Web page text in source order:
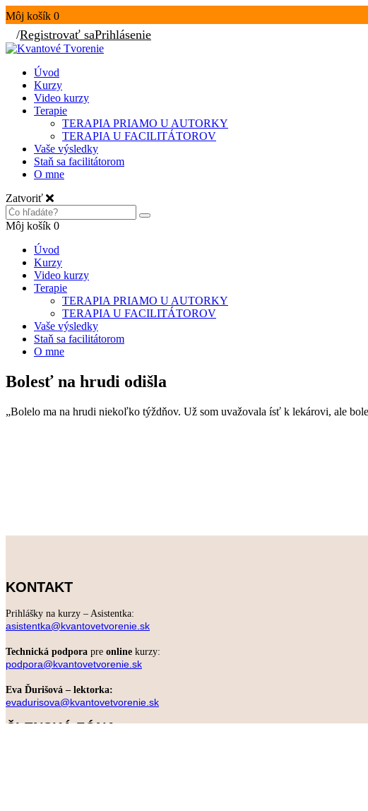
Môj košík 0
/Registrovať saPrihlásenie
Úvod
Kurzy
Video kurzy
Terapie
TERAPIA PRIAMO U AUTORKY
TERAPIA U FACILITÁTOROV
Vaše výsledky
Staň sa facilitátorom
O mne
Zatvoriť
Môj košík 0
Úvod
Kurzy
Video kurzy
Terapie
TERAPIA PRIAMO U AUTORKY
TERAPIA U FACILITÁTOROV
Vaše výsledky
Staň sa facilitátorom
O mne
Bolesť na hrudi odišla
„Bolelo ma na hrudi niekoľko týždňov. Už som uvažovala ísť k lekárovi, ale
KONTAKT
Prihlášky na kurzy – Asistentka:
asistentka@kvantovetvorenie.sk
Technická podpora pre online kurzy:
podpora@kvantovetvorenie.sk
Eva Ďurišová – lektorka:
evadurisova@kvantovetvorenie.sk
ČLENSKÁ ZÓNA